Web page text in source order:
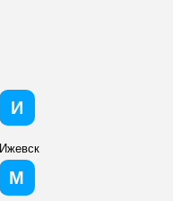
И
Ижевск
М